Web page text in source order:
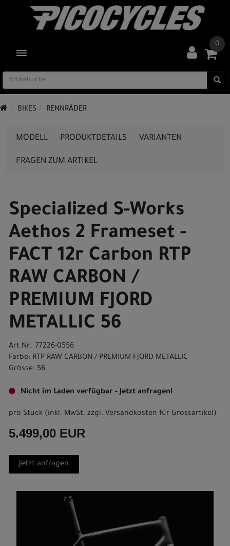
TOGGLE NAVIGATION
0
BIKES RENNRÄDER
MODELL PRODUKTDETAILS VARIANTEN
FRAGEN ZUM ARTIKEL
Specialized S-Works
Aethos 2 Frameset -
FACT 12r Carbon RTP
RAW CARBON /
PREMIUM FJORD
METALLIC 56
Art.Nr. 77226-0556
Farbe: RTP RAW CARBON / PREMIUM FJORD METALLIC
Grösse: 56
Nicht im Laden verfügbar - Jetzt anfragen!
pro Stück (inkl. MwSt. zzgl. Versandkosten für Grossartikel)
5.499,00 EUR
Jetzt anfragen